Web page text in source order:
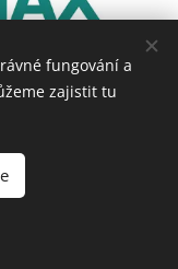
fungování a
zajistit tu